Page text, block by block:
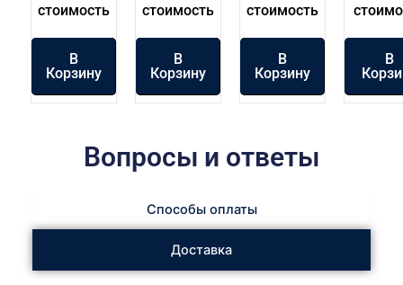
стоимость
В
Корзину
стоимость
В
Корзину
стоимость
В
Корзину
В
Вопросы и ответы
Способы оплаты
Доставка